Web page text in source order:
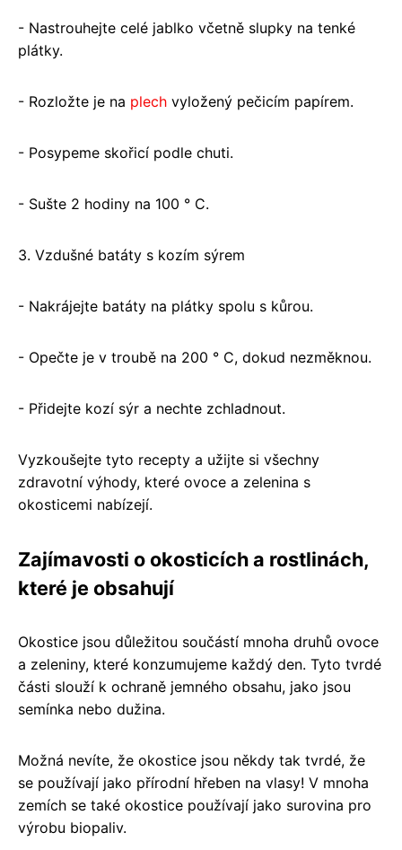
- Nastrouhejte celé jablko včetně slupky na tenké
plátky.
- Rozložte je na plech vyložený pečicím papírem.
- Posypeme skořicí podle chuti.
- Sušte 2 hodiny na 100 ° C.
3. Vzdušné batáty s kozím sýrem
- Nakrájejte batáty na plátky spolu s kůrou.
- Opečte je v troubě na 200 ° C, dokud nezměknou.
- Přidejte kozí sýr a nechte zchladnout.
Vyzkoušejte tyto recepty a užijte si všechny
zdravotní výhody, které ovoce a zelenina s
okosticemi nabízejí.
Zajímavosti o okosticích a rostlinách,
které je obsahují
Okostice jsou důležitou součástí mnoha druhů ovoce
a zeleniny, které konzumujeme každý den. Tyto tvrdé
části slouží k ochraně jemného obsahu, jako jsou
semínka nebo dužina.
Možná nevíte, že okostice jsou někdy tak tvrdé, že
se používají jako přírodní hřeben na vlasy! V mnoha
zemích se také okostice používají jako surovina pro
výrobu biopaliv.